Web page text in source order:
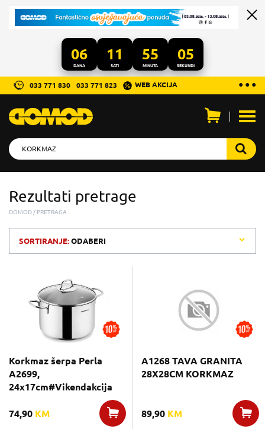
06
DANA
11
SATI
55
MINUTA
05
SEKUNDI
...
● ● ●
033 771 830 033 771 823 WEB AKCIJA
Rezultati pretrage
DOMOD PRETRAGA
SORTIRANJE:ODABERI
Korkmaz šerpa Perla
A2699,
24x17cm#Vikendakcija
74,90 KM
A1268 TAVA GRANITA
28X28CM KORKMAZ
89,90 KM